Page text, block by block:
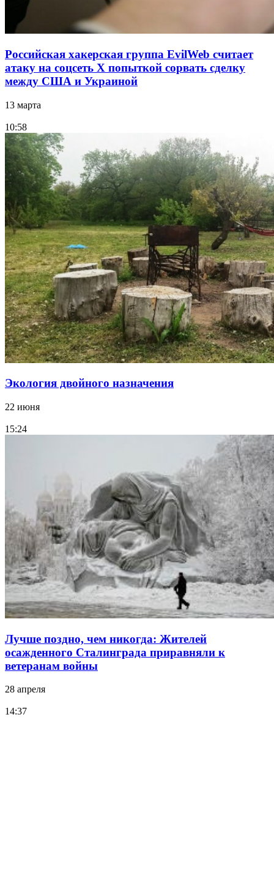
Российская хакерская группа EvilWeb считает
атаку на соцсеть Х попыткой сорвать сделку
между США и Украиной
13 марта
10:58
Экология двойного назначения
22 июня
15:24
Лучше поздно, чем никогда: Жителей
осажденного Сталинграда приравняли к
ветеранам войны
28 апреля
14:37